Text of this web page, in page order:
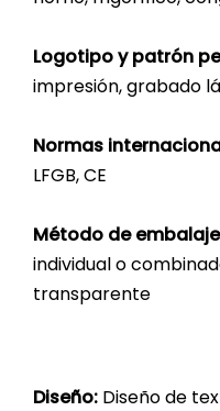
Logotipo y patrón
impresión, grabado
Normas
LFGB, CE
Método de
individual o
transparente
Diseño: Diseño de